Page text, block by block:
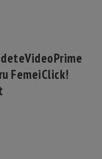
VideoPrime
FemeiClick!